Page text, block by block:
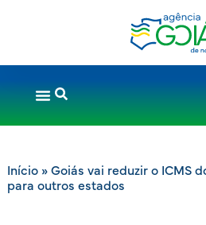
Início» Goiás vai reduzir o ICMS
para outros estados